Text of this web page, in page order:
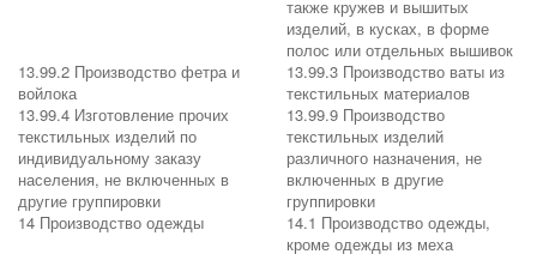
также кружев и вышитых
изделий, в кусках, в форме
полос или отдельных вышивок
13.99.2 Производство фетра и
войлока
13.99.3 Производство ваты из
текстильных материалов
13.99.4 Изготовление прочих
текстильных изделий по
индивидуальному заказу
населения, не включенных в
другие группировки
13.99.9 Производство
текстильных изделий
различного назначения, не
включенных в другие
группировки
14 Производство одежды
14.1 Производство одежды,
кроме одежды из меха